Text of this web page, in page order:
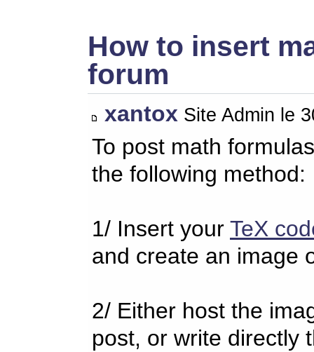
How to insert
forum
xantox Site Admin le
To post math
the following method:
1/ Insert your TeX
and create an image
2/ Either host the
post, or write directly